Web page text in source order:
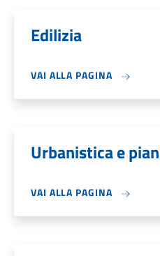
Edilizia
VAI ALLA PAGINA
Urbanistica e
VAI ALLA PAGINA